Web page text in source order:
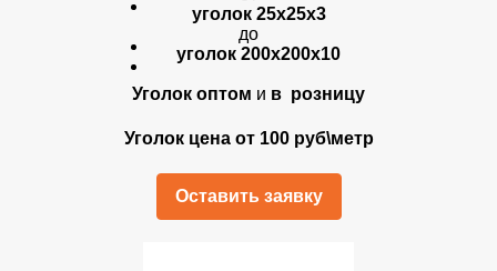
уголок 25х25х3
до
уголок 200х200х10
Уголок оптом и в розницу
Уголок цена от 100 руб\метр
Оставить заявку